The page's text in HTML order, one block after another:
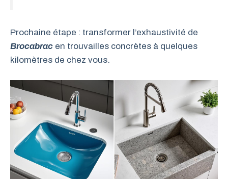
Prochaine étape : transformer l’exhaustivité de
Brocabrac en trouvailles concrètes à quelques
kilomètres de chez vous.